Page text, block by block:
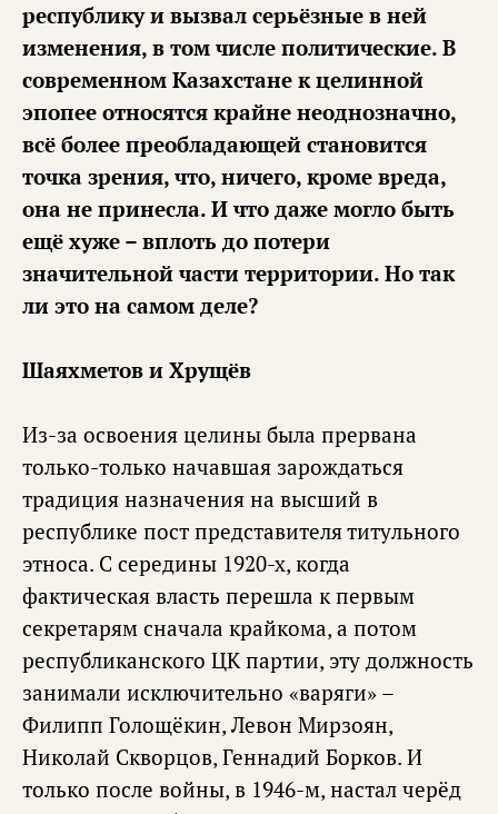
республику и вызвал серьёзные в ней
изменения, в том числе политические. В
современном Казахстане к целинной
эпопее относятся крайне неоднозначно,
всё более преобладающей становится
точка зрения, что, ничего, кроме вреда,
она не принесла. И что даже могло быть
ещё хуже – вплоть до потери
значительной части территории. Но так
ли это на самом деле?
Шаяхметов и Хрущёв
Из-за освоения целины была прервана
только-только начавшая зарождаться
традиция назначения на высший в
республике пост представителя титульного
этноса. С середины 1920-х, когда
фактическая власть перешла к первым
секретарям сначала крайкома, а потом
республиканского ЦК партии, эту должность
занимали исключительно «варяги» –
Филипп Голощёкин, Левон Мирзоян,
Николай Скворцов, Геннадий Борков. И
только после войны, в 1946-м, настал черёд